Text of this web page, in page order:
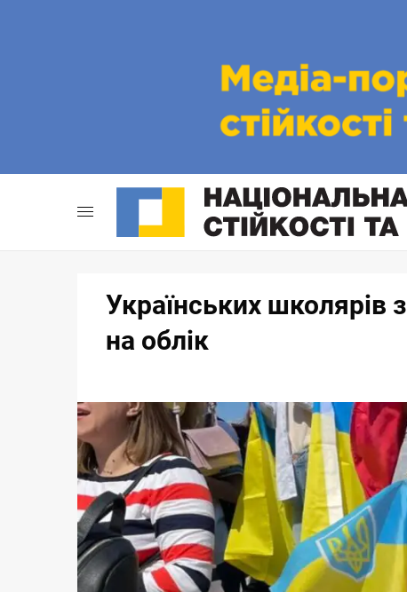
Українських школярів
на облік